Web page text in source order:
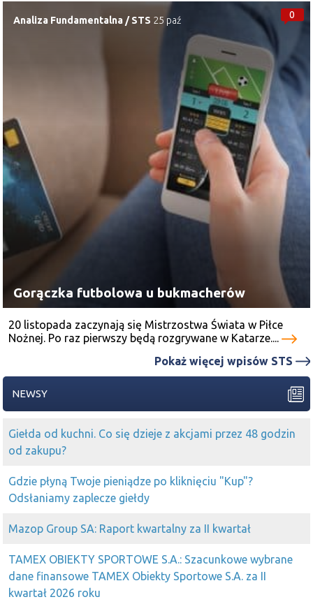
0
Analiza Fundamentalna /STS 25 paź
Gorączka futbolowa u bukmacherów
20 listopada zaczynają się Mistrzostwa Świata w Piłce
Nożnej. Po raz pierwszy będą rozgrywane w Katarze....
Pokaż więcej wpisów STS
NEWSY
Giełda od kuchni. Co się dzieje z akcjami przez 48 godzin
od zakupu?
Gdzie płyną Twoje pieniądze po kliknięciu "Kup"?
Odsłaniamy zaplecze giełdy
Mazop Group SA: Raport kwartalny za II kwartał
TAMEX OBIEKTY SPORTOWE S.A.: Szacunkowe wybrane
dane finansowe TAMEX Obiekty Sportowe S.A. za II
kwartał 2026 roku